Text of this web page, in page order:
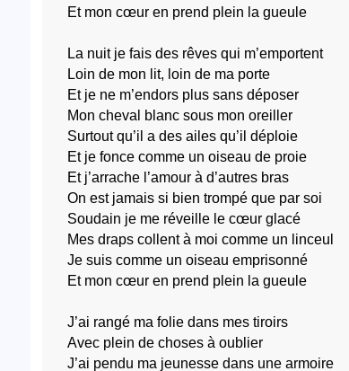
Et mon cœur en prend plein la gueule
La nuit je fais des rêves qui m’emportent
Loin de mon lit, loin de ma porte
Et je ne m’endors plus sans déposer
Mon cheval blanc sous mon oreiller
Surtout qu’il a des ailes qu’il déploie
Et je fonce comme un oiseau de proie
Et j’arrache l’amour à d’autres bras
On est jamais si bien trompé que par soi
Soudain je me réveille le cœur glacé
Mes draps collent à moi comme un linceul
Je suis comme un oiseau emprisonné
Et mon cœur en prend plein la gueule
J’ai rangé ma folie dans mes tiroirs
Avec plein de choses à oublier
J’ai pendu ma jeunesse dans une armoire